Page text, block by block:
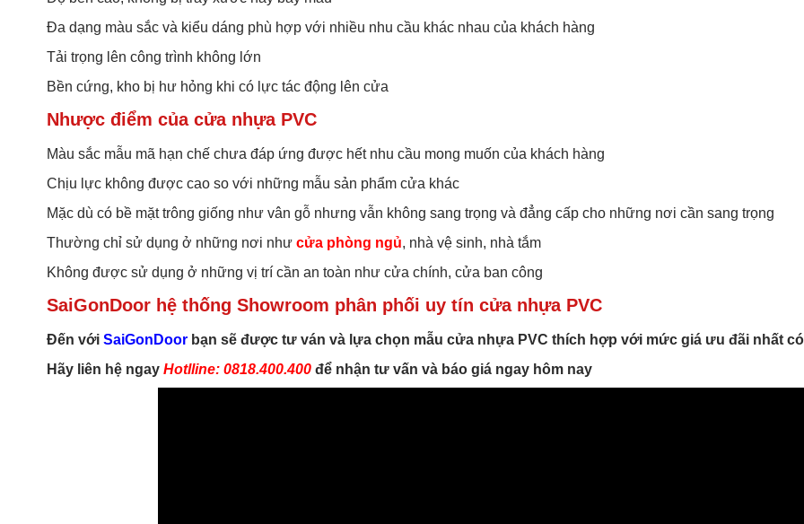
Đa dạng màu sắc và kiểu dáng phù hợp với nhiều nhu cầu khác nhau của khách hàng
Tải trọng lên công trình không lớn
Bền cứng, kho bị hư hỏng khi có lực tác động lên cửa
Nhược điểm của cửa nhựa PVC
Màu sắc mẫu mã hạn chế chưa đáp ứng được hết nhu cầu mong muốn của khách hàng
Chịu lực không được cao so với những mẫu sản phẩm cửa khác
Mặc dù có bề mặt trông giống như vân gỗ nhưng vẫn không sang trọng và đẳng cấp cho những nơi cần sang trọng
Thường chỉ sử dụng ở những nơi như cửa phòng ngủ, nhà vệ sinh, nhà tắm
Không được sử dụng ở những vị trí cần an toàn như cửa chính, cửa ban công
SaiGonDoor hệ thống Showroom phân phối uy tín cửa nhựa PVC
Đến với SaiGonDoor bạn sẽ được tư ván và lựa chọn mẫu cửa nhựa PVC thích hợp với mức giá ưu đãi nhất
Hãy liên hệ ngay Hotlline: 0818.400.400 để nhận tư vấn và báo giá ngay hôm nay